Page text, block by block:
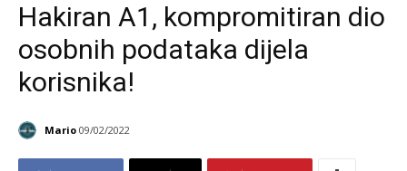
Hakiran A1, kompromitiran dio
osobnih podataka dijela
korisnika!
Mario 09/02/2022